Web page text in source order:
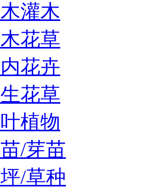
灌木
花草
花卉
花草
植物
/芽苗
/草种